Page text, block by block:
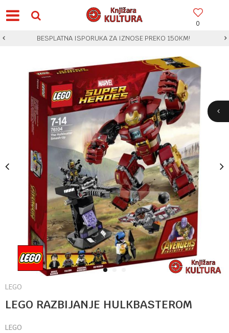
0
BESPLATNA ISPORUKA ZA IZNOSE PREKO 150KM!
1 2
LEGO
LEGO RAZBIJANJE HULKBASTEROM
LEGO